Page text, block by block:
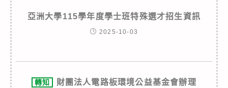
亞洲大學115學年度學士班特殊選才招生資訊
2025-10-03
轉知
財團法人電路板環境公益基金會辦理